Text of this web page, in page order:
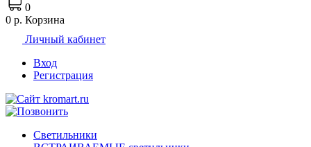
0
0 р. Корзина
Личный кабинет
Вход
Регистрация
Светильники